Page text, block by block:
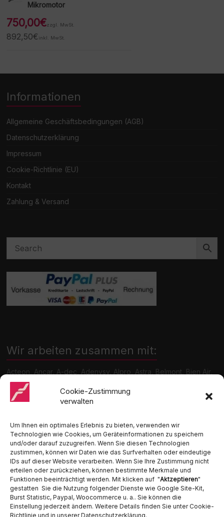
Cookie-Zustimmung
verwalten
Um Ihnen ein optimales Erlebnis zu bieten, verwenden wir
Technologien wie Cookies, um Geräteinformationen zu speichern
und/oder darauf zuzugreifen. Wenn Sie diesen Technologien
zustimmen, können wir Daten wie das Surfverhalten oder eindeutige
IDs auf dieser Website verarbeiten. Wenn Sie Ihre Zustimmung nicht
erteilen oder zurückziehen, können bestimmte Merkmale und
Funktionen beeinträchtigt werden. Mit klicken auf "Aktzeptieren"
gestatten Sie die Nutzung folgender Dienste wie Google Site-Kit,
Burst Statistic, Paypal, Woocommerce u. a.. Sie können die
Einstellung jederzeit ändern. Weitere Details finden Sie unter Cookie-
Richtlinie und in unserer Datenschutzerklärung.
Mikromotor
750,00€zzgl. MwSt.
892,50€ inkl. MwSt.
Informationen
Allgemeine Geschäftsbedingungen (AGB)
Datenschutzerklärung
Impressum
Cookie-Richtlinie (EU)
Kontakt
Zahlung & Versand
Wir arbeiten zusammen mit:
Acteon, Ancar, A-dec, Adenysy, Alpro, Astra, Belmont, Bien Air,
Cattani, Chirana, DCI, Dürr, ETI, Euronda, Faro, Gcomm, KaVo,
Medentex, Melag, Midmark, Metasys, MK-Dent, NSK, Ophardt
Hygiene, Ritter, Satelec, Scican, TKD, Velopex, u.v.m
Ambident GmbH
Dental Geräte Handel und Service